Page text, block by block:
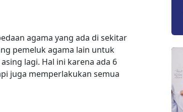
agama yang ada di sekitar
pemeluk agama lain untuk
lagi. Hal ini karena ada 6
juga memperlakukan semua